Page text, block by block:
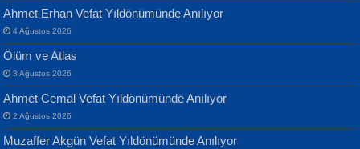
ATİLLA ÖZEN
Sultan Olmadan Önce Eyüp...
Banu Sancak
Defterimden İçeri...
Ahmet Erhan Vefat Yıldönümünde Anılıyor
4 Ağustos 2026
Ölüm ve Atlas
3 Ağustos 2026
Ahmet Cemal Vefat Yıldönümünde Anılıyor
2 Ağustos 2026
Muzaffer Akgün Vefat Yıldönümünde Anılıyor